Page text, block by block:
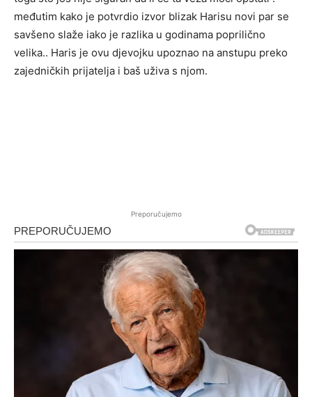
međutim kako je potvrdio izvor blizak Harisu novi par se
savšeno slaže iako je razlika u godinama poprilično
velika.. Haris je ovu djevojku upoznao na anstupu preko
zajedničkih prijatelja i baš uživa s njom.
Preporučujemo